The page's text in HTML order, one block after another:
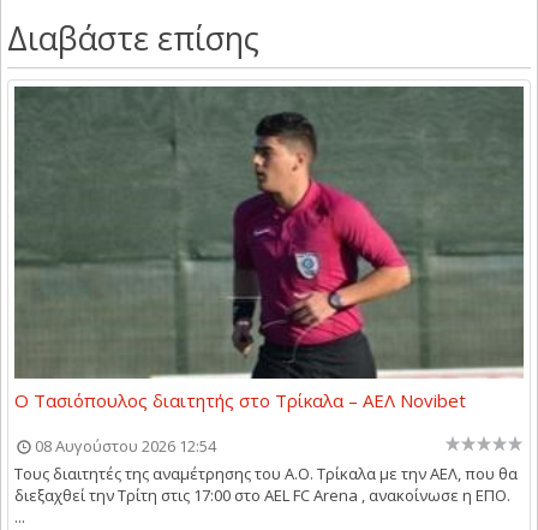
Διαβάστε επίσης
Ο Τασιόπουλος διαιτητής στο Τρίκαλα – ΑΕΛ Novibet
08 Αυγούστου 2026 12:54
Τους διαιτητές της αναμέτρησης του Α.Ο. Τρίκαλα με την ΑΕΛ, που θα
διεξαχθεί την Τρίτη στις 17:00 στο AEL FC Arena , ανακοίνωσε η ΕΠΟ.
...